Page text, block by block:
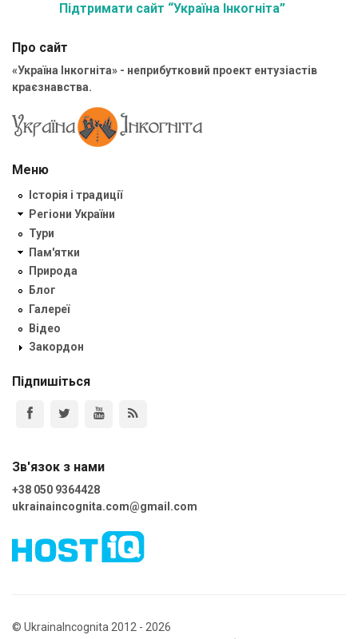
Підтримати сайт “Україна Інкогніта”
Про сайт
«Україна Інкогніта» - неприбутковий проект ентузіастів
краєзнавства.
Меню
Історія і традиції
Регіони України
Тури
Пам'ятки
Природа
Блог
Галереї
Відео
Закордон
Підпишіться
Зв'язок з нами
+38 050 9364428
ukrainaincognita.com@gmail.com
© UkrainaIncognita 2012 - 2026